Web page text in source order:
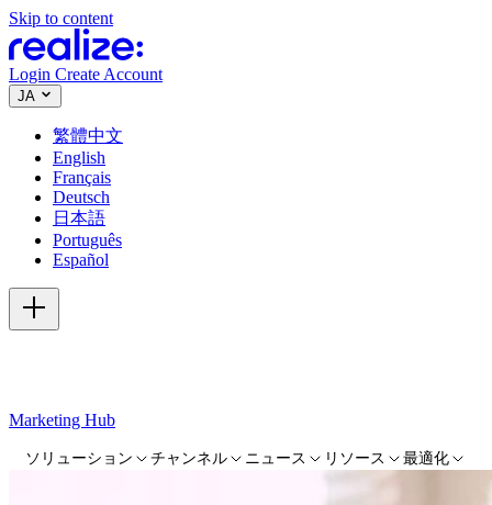
Skip to content
Login Create Account
JA
繁體中文
English
Français
Deutsch
日本語
Português
Español
Marketing Hub
ソリューション チャンネル ニュース リソース 最適化